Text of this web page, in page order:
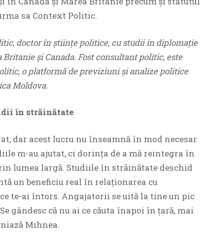
sa Context Politic.
doctor în ştiinţe politice, cu studii în diplomaţie
şi Canada. Fost consultant politic, este
o platformă de previziuni şi analize politice
Moldova.
în străinătate
dar acest lucru nu înseamnă în mod necesar
m-au ajutat, ci dorința de a mă reintegra în
lumea largă. Studiile în străinătate deschid
un beneficiu real în relaționarea cu
te-ai întors. Angajatorii se uită la tine un pic
gândesc că nu ai ce căuta înapoi în țară, mai
Mihnea.